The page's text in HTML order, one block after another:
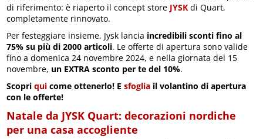
di riferimento: è riaperto il concept store JYSK di Quart,
completamente rinnovato.
Per festeggiare insieme, Jysk lancia incredibili sconti fino al
75% su più di 2000 articoli. Le offerte di apertura sono valide
fino a domenica 24 novembre 2024, e nella giornata del 15
novembre, un EXTRA sconto per te del 10%.
Scopriqui come ottenerlo! Esfoglia il volantino di apertura
con le offerte!
Natale da JYSK Quart: decorazioni nordiche
per una casa accogliente